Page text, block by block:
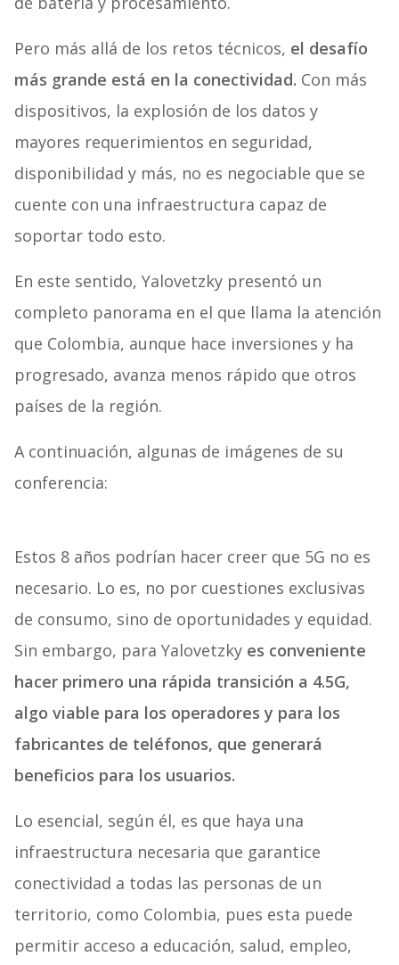
Pero más allá de los retos técnicos, el desafío
más grande está en la conectividad. Con más
dispositivos, la explosión de los datos y
mayores requerimientos en seguridad,
disponibilidad y más, no es negociable que se
cuente con una infraestructura capaz de
soportar todo esto.
En este sentido, Yalovetzky presentó un
completo panorama en el que llama la atención
que Colombia, aunque hace inversiones y ha
progresado, avanza menos rápido que otros
países de la región.
A continuación, algunas de imágenes de su
conferencia:
Estos 8 años podrían hacer creer que 5G no es
necesario. Lo es, no por cuestiones exclusivas
de consumo, sino de oportunidades y equidad.
Sin embargo, para Yalovetzky es conveniente
hacer primero una rápida transición a 4.5G,
algo viable para los operadores y para los
fabricantes de teléfonos, que generará
beneficios para los usuarios.
Lo esencial, según él, es que haya una
infraestructura necesaria que garantice
conectividad a todas las personas de un
territorio, como Colombia, pues esta puede
permitir acceso a educación, salud, empleo,